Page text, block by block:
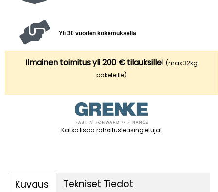
Yli 30 vuoden kokemuksella
Ilmainen toimitus yli 200 € tilauksille! (max 32kg
paketeille)
Katso lisää rahoitusleasing etuja!
Kuvaus
Tekniset Tiedot